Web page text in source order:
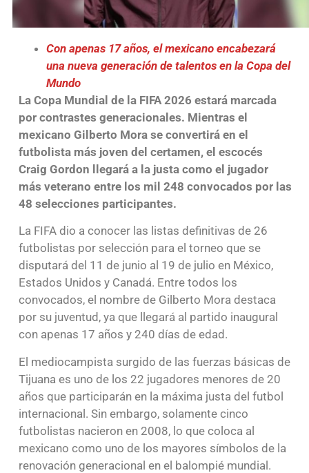
Con apenas 17 años, el mexicano encabezará
una nueva generación de talentos en la Copa del
Mundo
La Copa Mundial de la FIFA 2026 estará marcada
por contrastes generacionales. Mientras el
mexicano Gilberto Mora se convertirá en el
futbolista más joven del certamen, el escocés
Craig Gordon llegará a la justa como el jugador
más veterano entre los mil 248 convocados por las
48 selecciones participantes.
La FIFA dio a conocer las listas definitivas de 26
futbolistas por selección para el torneo que se
disputará del 11 de junio al 19 de julio en México,
Estados Unidos y Canadá. Entre todos los
convocados, el nombre de Gilberto Mora destaca
por su juventud, ya que llegará al partido inaugural
con apenas 17 años y 240 días de edad.
El mediocampista surgido de las fuerzas básicas de
Tijuana es uno de los 22 jugadores menores de 20
años que participarán en la máxima justa del futbol
internacional. Sin embargo, solamente cinco
futbolistas nacieron en 2008, lo que coloca al
mexicano como uno de los mayores símbolos de la
renovación generacional en el balompié mundial.